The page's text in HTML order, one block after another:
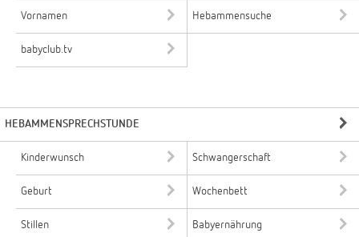
Vornamen Hebammensuche
babyclub.tv
HEBAMMENSPRECHSTUNDE
Kinderwunsch Schwangerschaft
Geburt Wochenbett
Stillen Babyernährung